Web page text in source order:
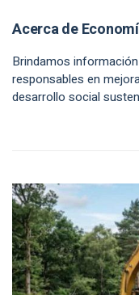
Acerca de
Brindamos
responsables en
desarrollo social